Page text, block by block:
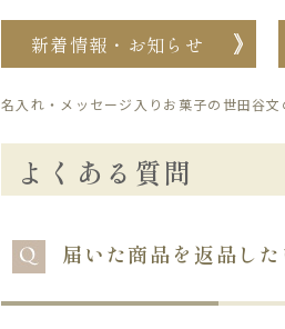
新着情報・お知らせ
名入れ・メッセージ入りお菓子の世田谷文
よくある質問
届いた商品を返品した